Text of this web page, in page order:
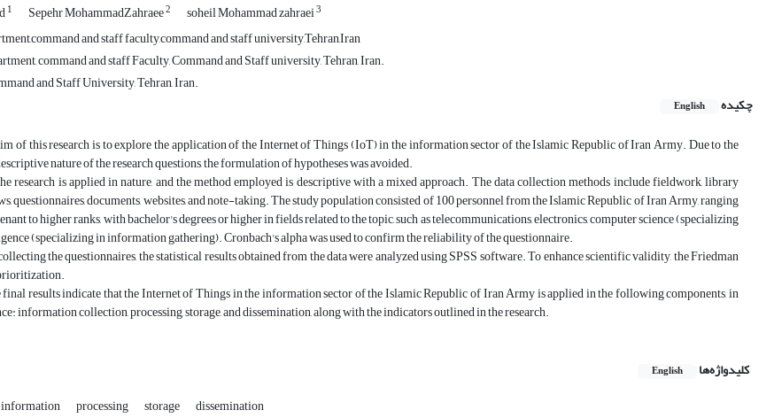
1 Sepehr MohammadZahraee2 soheil Mohammad zahraei3
and staff faculty,command and staff university,Tehran,Iran
command and staff Faculty, Command and Staff university, Tehran, Iran.
and Staff University, Tehran, Iran.
چکیده
English
of this research is to explore the application of the Internet of Things (IoT) in the information sector of the Islamic Republic of Iran Army. Due to the
nature of the research questions, the formulation of hypotheses was avoided.
research is applied in nature, and the method employed is descriptive with a mixed approach. The data collection methods include fieldwork, library
questionnaires, documents, websites, and note-taking. The study population consisted of 100 personnel from the Islamic Republic of Iran Army, ranging
to higher ranks, with bachelor's degrees or higher in fields related to the topic, such as telecommunications, electronics, computer science (specializing
(specializing in information gathering). Cronbach's alpha was used to confirm the reliability of the questionnaire.
the questionnaires, the statistical results obtained from the data were analyzed using SPSS software. To enhance scientific validity, the Friedman
results indicate that the Internet of Things in the information sector of the Islamic Republic of Iran Army is applied in the following components, in
information collection, processing, storage, and dissemination, along with the indicators outlined in the research.
کلیدواژه‌ها English
information processing storage dissemination